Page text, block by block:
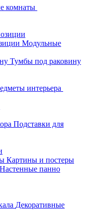
комнаты
Модульные
Тумбы под раковину
интерьера
Подставки для
Картины и постеры
Настенные панно
Декоративные